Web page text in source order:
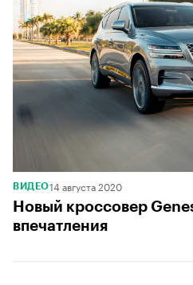
ВИДЕО14 августа 2020
Новый кроссовер
впечатления